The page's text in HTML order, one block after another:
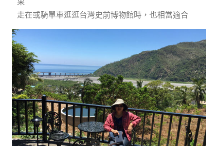
果
走在或騎單車逛逛台灣史前博物館時，也相當適合